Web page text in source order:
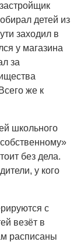
детей из
заходил в
у магазина
за
же к
школьного
без дела.
у кого
с
везёт в
расписаны